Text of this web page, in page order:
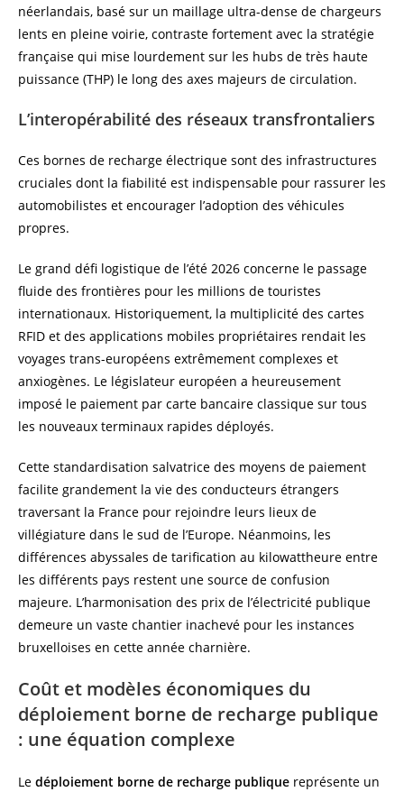
néerlandais, basé sur un maillage ultra-dense de chargeurs
lents en pleine voirie, contraste fortement avec la stratégie
française qui mise lourdement sur les hubs de très haute
puissance (THP) le long des axes majeurs de circulation.
L’interopérabilité des réseaux transfrontaliers
Ces bornes de recharge électrique sont des infrastructures
cruciales dont la fiabilité est indispensable pour rassurer les
automobilistes et encourager l’adoption des véhicules
propres.
Le grand défi logistique de l’été 2026 concerne le passage
fluide des frontières pour les millions de touristes
internationaux. Historiquement, la multiplicité des cartes
RFID et des applications mobiles propriétaires rendait les
voyages trans-européens extrêmement complexes et
anxiogènes. Le législateur européen a heureusement
imposé le paiement par carte bancaire classique sur tous
les nouveaux terminaux rapides déployés.
Cette standardisation salvatrice des moyens de paiement
facilite grandement la vie des conducteurs étrangers
traversant la France pour rejoindre leurs lieux de
villégiature dans le sud de l’Europe. Néanmoins, les
différences abyssales de tarification au kilowattheure entre
les différents pays restent une source de confusion
majeure. L’harmonisation des prix de l’électricité publique
demeure un vaste chantier inachevé pour les instances
bruxelloises en cette année charnière.
Coût et modèles économiques du
déploiement borne de recharge publique
: une équation complexe
Le déploiement borne de recharge publique représente un